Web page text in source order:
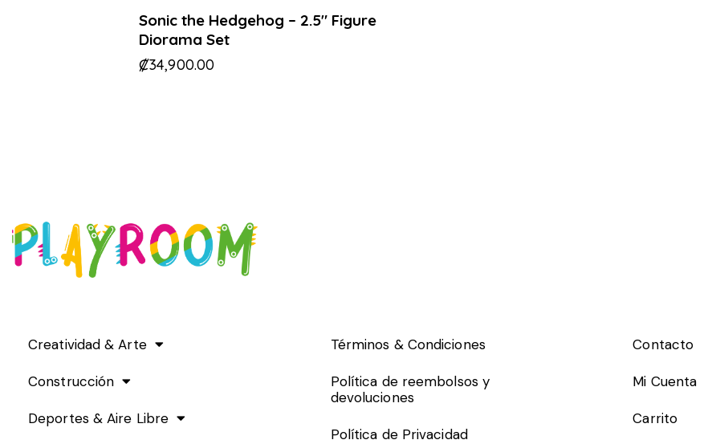
Sonic the Hedgehog – 2.5″ Figure
Diorama Set
₡34,900.00
Creatividad & Arte
Construcción
Deportes & Aire Libre
Términos & Condiciones
Política de reembolsos y
devoluciones
Política de Privacidad
Contacto
Mi Cuenta
Carrito